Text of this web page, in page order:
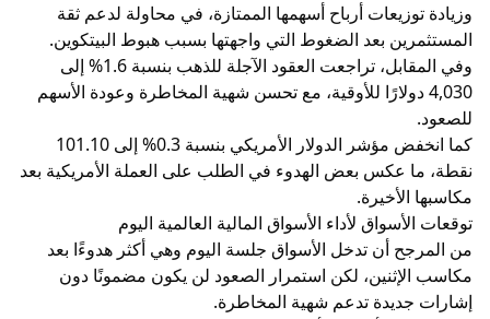
وزيادة توزيعات أرباح أسهمها الممتازة، في محاولة لدعم ثقة
المستثمرين بعد الضغوط التي واجهتها بسبب هبوط البيتكوين.
وفي المقابل، تراجعت العقود الآجلة للذهب بنسبة 1.6% إلى
4,030 دولارًا للأوقية، مع تحسن شهية المخاطرة وعودة الأسهم
للصعود.
كما انخفض مؤشر الدولار الأمريكي بنسبة 0.3% إلى 101.10
نقطة، ما عكس بعض الهدوء في الطلب على العملة الأمريكية بعد
مكاسبها الأخيرة.
توقعات الأسواق لأداء الأسواق المالية العالمية اليوم
من المرجح أن تدخل الأسواق جلسة اليوم وهي أكثر هدوءًا بعد
مكاسب الإثنين، لكن استمرار الصعود لن يكون مضمونًا دون
إشارات جديدة تدعم شهية المخاطرة.